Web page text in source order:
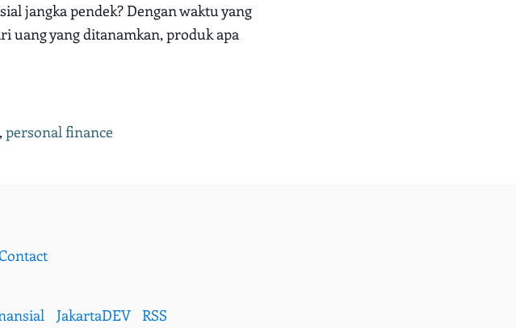
jangka pendek? Dengan waktu yang
uang yang ditanamkan, produk apa
,personal finance
JakartaDEV
RSS